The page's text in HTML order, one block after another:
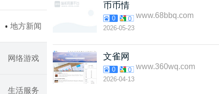
地方新闻
网络游戏
生活服务
币币情
0 0 www.68bbq.com
2026-05-23
文雀网
0 0 www.360wq.com
2026-04-13